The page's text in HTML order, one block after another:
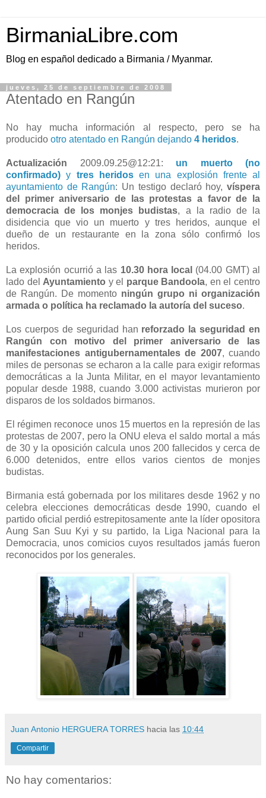
BirmaniaLibre.com
Blog en español dedicado a Birmania / Myanmar.
jueves, 25 de septiembre de 2008
Atentado en Rangún
No hay mucha información al respecto, pero se ha
producido otro atentado en Rangún dejando 4 heridos.
Actualización 2009.09.25@12:21: un muerto (no
confirmado) y tres heridosen una explosión frente al
ayuntamiento de Rangún: Un testigo declaró hoy,víspera
del primer aniversario de las protestas a favor de la
democracia de los monjes budistas, a la radio de la
disidencia que vio un muerto y tres heridos, aunque el
dueño de un restaurante en la zona sólo confirmó los
heridos.
La explosión ocurrió a las 10.30 hora local (04.00 GMT) al
lado del Ayuntamiento y el parque Bandoola, en el centro
de Rangún. De momento ningún grupo ni organización
armada o política ha reclamado la autoría del suceso.
Los cuerpos de seguridad han reforzado la seguridad en
Rangún con motivo del primer aniversario de las
manifestaciones antigubernamentales de 2007, cuando
miles de personas se echaron a la calle para exigir reformas
democráticas a la Junta Militar, en el mayor levantamiento
popular desde 1988, cuando 3.000 activistas murieron por
disparos de los soldados birmanos.
El régimen reconoce unos 15 muertos en la represión de las
protestas de 2007, pero la ONU eleva el saldo mortal a más
de 30 y la oposición calcula unos 200 fallecidos y cerca de
6.000 detenidos, entre ellos varios cientos de monjes
budistas.
Birmania está gobernada por los militares desde 1962 y no
celebra elecciones democráticas desde 1990, cuando el
partido oficial perdió estrepitosamente ante la líder opositora
Aung San Suu Kyi y su partido, la Liga Nacional para la
Democracia, unos comicios cuyos resultados jamás fueron
reconocidos por los generales.
Juan Antonio HERGUERA TORRES hacia las 10:44
Compartir
No hay comentarios: